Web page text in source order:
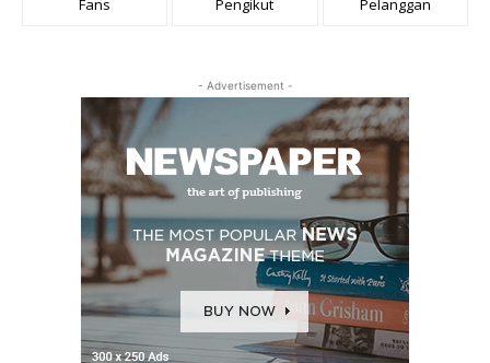
Fans Pengikut Pelanggan
- Advertisement -